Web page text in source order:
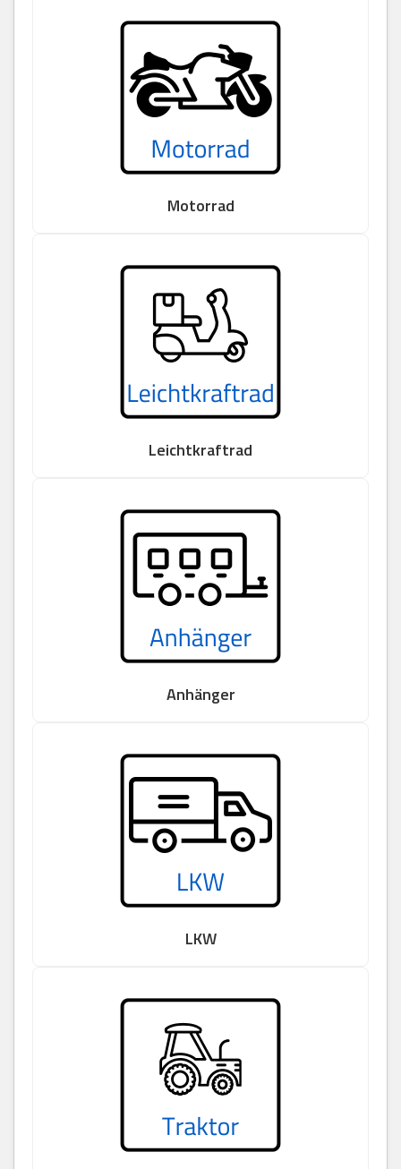
Motorrad
Leichtkraftrad
Anhänger
LKW